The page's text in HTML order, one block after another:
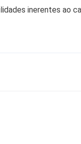
inerentes ao